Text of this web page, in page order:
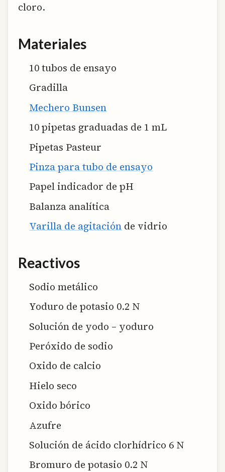
cloro.
Materiales
10 tubos de ensayo
Gradilla
Mechero Bunsen
10 pipetas graduadas de 1 mL
Pipetas Pasteur
Pinza para tubo de ensayo
Papel indicador de pH
Balanza analítica
Varilla de agitación de vidrio
Reactivos
Sodio metálico
Yoduro de potasio 0.2 N
Solución de yodo – yoduro
Peróxido de sodio
Oxido de calcio
Hielo seco
Oxido bórico
Azufre
Solución de ácido clorhídrico 6 N
Bromuro de potasio 0.2 N